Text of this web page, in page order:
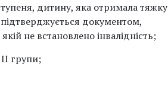
дитину, яка отримала тяжку
документом,
не встановлено інвалідність;
групи;